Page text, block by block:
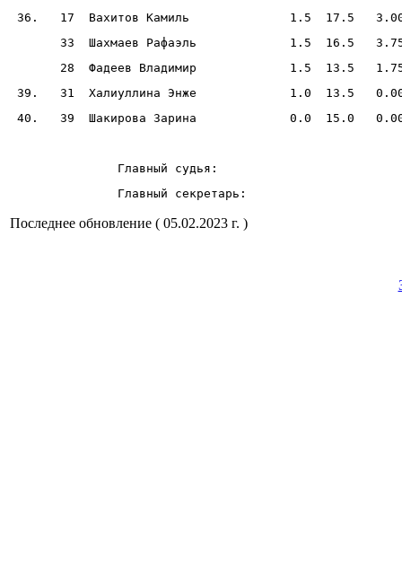
36.   17  Вахитов Камиль              1.5  17.5
33  Шахмаев Рафаэль             1.5  16.5
28  Фадеев Владимир             1.5  13.5
39.   31  Халиуллина Энже             1.0  13.5
40.   39  Шакирова Зарина             0.0  15.0
Главный судья:
Главный секретарь:
Последнее обновление ( 05.02.2023 г. )